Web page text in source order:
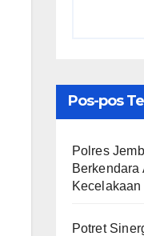
Pos-pos
Polres
Berkendara
Kecelakaan
​Potret